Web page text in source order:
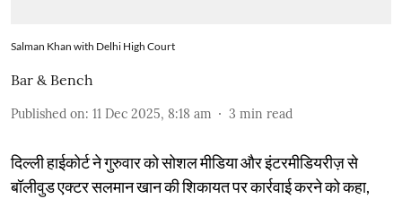
Salman Khan with Delhi High Court
Bar & Bench
Published on: 11 Dec 2025, 8:18 am 3 min read
दिल्ली हाईकोर्ट ने गुरुवार को सोशल मीडिया और इंटरमीडियरीज़ से
बॉलीवुड एक्टर सलमान खान की शिकायत पर कार्रवाई करने को कहा,